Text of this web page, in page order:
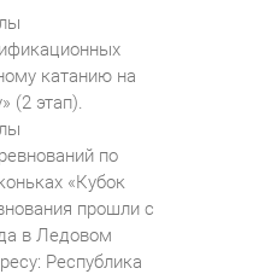
катанию на
(2 этап).
по
«Кубок
прошли с
в Ледовом
Республика